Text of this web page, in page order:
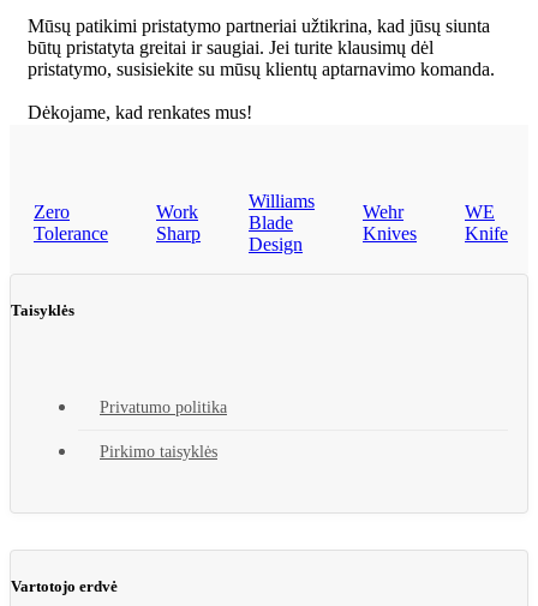
Mūsų patikimi pristatymo partneriai užtikrina, kad jūsų siunta
būtų pristatyta greitai ir saugiai. Jei turite klausimų dėl
pristatymo, susisiekite su mūsų klientų aptarnavimo komanda.
Dėkojame, kad renkates mus!
Zero
Tolerance
Work
Sharp
Williams
Blade
Design
Wehr
Knives
WE
Knife
Taisyklės
Privatumo politika
Pirkimo taisyklės
Vartotojo erdvė